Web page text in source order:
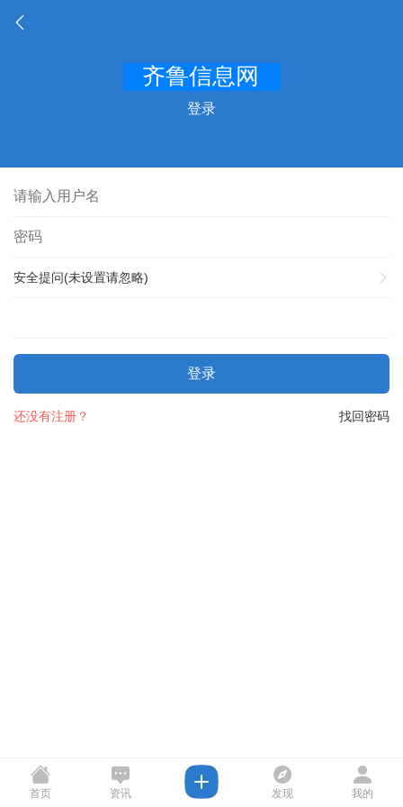
登录
安全提问(未设置请忽略)
登录
找回密码
还没有注册？
首页 资讯 发现 我的